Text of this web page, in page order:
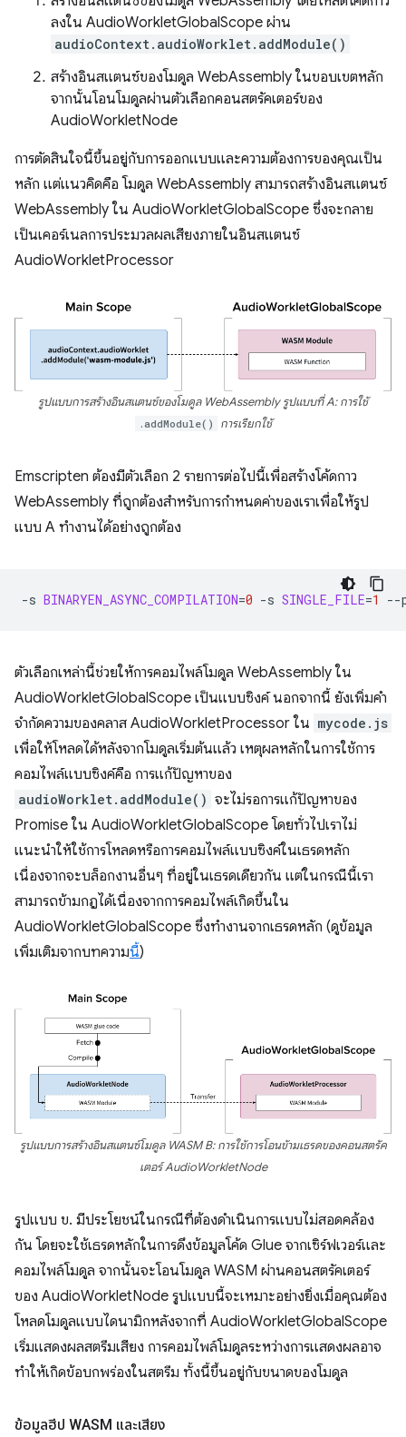
ลงใน AudioWorkletGlobalScope ผ่าน
audioContext.audioWorklet.addModule()
สร้างอินสแตนซ์ของโมดูล WebAssembly ในขอบเขตหลัก
จากนั้นโอนโมดูลผ่านตัวเลือกคอนสตรัคเตอร์ของ
AudioWorkletNode
การตัดสินใจนี้ขึ้นอยู่กับการออกแบบและความต้องการของคุณเป็น
หลัก แต่แนวคิดคือ โมดูล WebAssembly สามารถสร้างอินสแตนซ์
WebAssembly ใน AudioWorkletGlobalScope ซึ่งจะกลาย
เป็นเคอร์เนลการประมวลผลเสียงภายในอินสแตนซ์
AudioWorkletProcessor
รูปแบบการสร้างอินสแตนซ์ของโมดูล WebAssembly รูปแบบที่ A: การใช้
.addModule() การเรียกใช้
Emscripten ต้องมีตัวเลือก 2 รายการต่อไปนี้เพื่อสร้างโค้ดกาว
WebAssembly ที่ถูกต้องสำหรับการกำหนดค่าของเราเพื่อให้รูป
แบบ A ทำงานได้อย่างถูกต้อง
-s BINARYEN_ASYNC_COMPILATION=0 -s SINGLE_FILE=1 --
ตัวเลือกเหล่านี้ช่วยให้การคอมไพล์โมดูล WebAssembly ใน
AudioWorkletGlobalScope เป็นแบบซิงค์ นอกจากนี้ ยังเพิ่มคำ
จำกัดความของคลาส AudioWorkletProcessor ใน mycode.js
เพื่อให้โหลดได้หลังจากโมดูลเริ่มต้นแล้ว เหตุผลหลักในการใช้การ
คอมไพล์แบบซิงค์คือ การแก้ปัญหาของ
audioWorklet.addModule() จะไม่รอการแก้ปัญหาของ
Promise ใน AudioWorkletGlobalScope โดยทั่วไปเราไม่
แนะนำให้ใช้การโหลดหรือการคอมไพล์แบบซิงค์ในเธรดหลัก
เนื่องจากจะบล็อกงานอื่นๆ ที่อยู่ในเธรดเดียวกัน แต่ในกรณีนี้เรา
สามารถข้ามกฎได้เนื่องจากการคอมไพล์เกิดขึ้นใน
AudioWorkletGlobalScope ซึ่งทำงานจากเธรดหลัก (ดูข้อมูล
เพิ่มเติมจากบทความนี้)
รูปแบบการสร้างอินสแตนซ์โมดูล WASM B: การใช้การโอนข้ามเธรดของคอนสตรัค
เตอร์ AudioWorkletNode
รูปแบบ ข. มีประโยชน์ในกรณีที่ต้องดำเนินการแบบไม่สอดคล้อง
กัน โดยจะใช้เธรดหลักในการดึงข้อมูลโค้ด Glue จากเซิร์ฟเวอร์และ
คอมไพล์โมดูล จากนั้นจะโอนโมดูล WASM ผ่านคอนสตรัคเตอร์
ของ AudioWorkletNode รูปแบบนี้จะเหมาะอย่างยิ่งเมื่อคุณต้อง
โหลดโมดูลแบบไดนามิกหลังจากที่ AudioWorkletGlobalScope
เริ่มแสดงผลสตรีมเสียง การคอมไพล์โมดูลระหว่างการแสดงผลอาจ
ทำให้เกิดข้อบกพร่องในสตรีม ทั้งนี้ขึ้นอยู่กับขนาดของโมดูล
ข้อมูลฮีป WASM และเสียง